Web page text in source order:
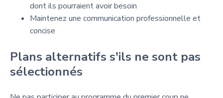
dont ils pourraient avoir besoin
Maintenez une communication professionnelle et
concise
Plans alternatifs s'ils ne sont pas
sélectionnés